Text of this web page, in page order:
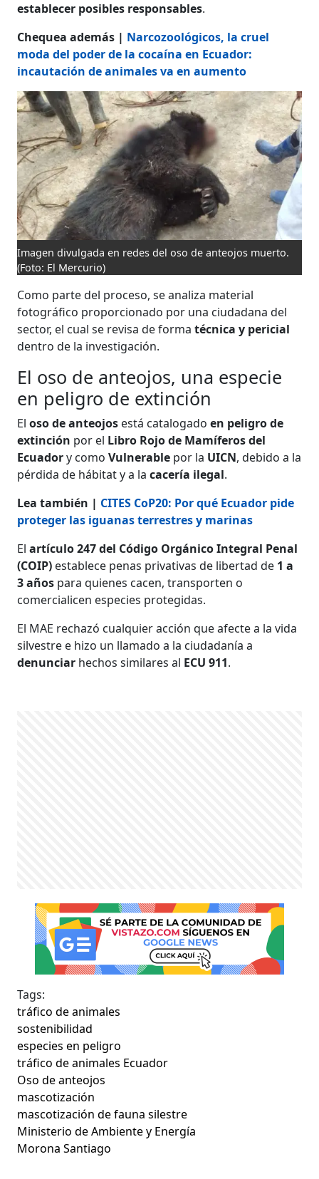
establecer posibles responsables.
Chequea además | Narcozoológicos, la cruel
moda del poder de la cocaína en Ecuador:
incautación de animales va en aumento
Imagen divulgada en redes del oso de anteojos muerto.
(Foto: El Mercurio)
Como parte del proceso, se analiza material
fotográfico proporcionado por una ciudadana del
sector, el cual se revisa de formatécnica y pericial
dentro de la investigación.
El oso de anteojos, una especie
en peligro de extinción
Eloso de anteojos está catalogadoen peligro de
extinción por el Libro Rojo de Mamíferos del
Ecuadory comoVulnerable por la UICN, debido a la
pérdida de hábitat y a lacacería ilegal.
Lea también | CITES CoP20: Por qué Ecuador pide
proteger las iguanas terrestres y marinas
Elartículo 247 del Código Orgánico Integral Penal
(COIP) establece penas privativas de libertad de 1 a
3 años para quienes cacen, transporten o
comercialicen especies protegidas.
El MAE rechazó cualquier acción que afecte a la vida
silvestre e hizo un llamado a la ciudadanía a
denunciar hechos similares al ECU 911.
Tags:
tráfico de animales
sostenibilidad
especies en peligro
tráfico de animales Ecuador
Oso de anteojos
mascotización
mascotización de fauna silestre
Ministerio de Ambiente y Energía
Morona Santiago